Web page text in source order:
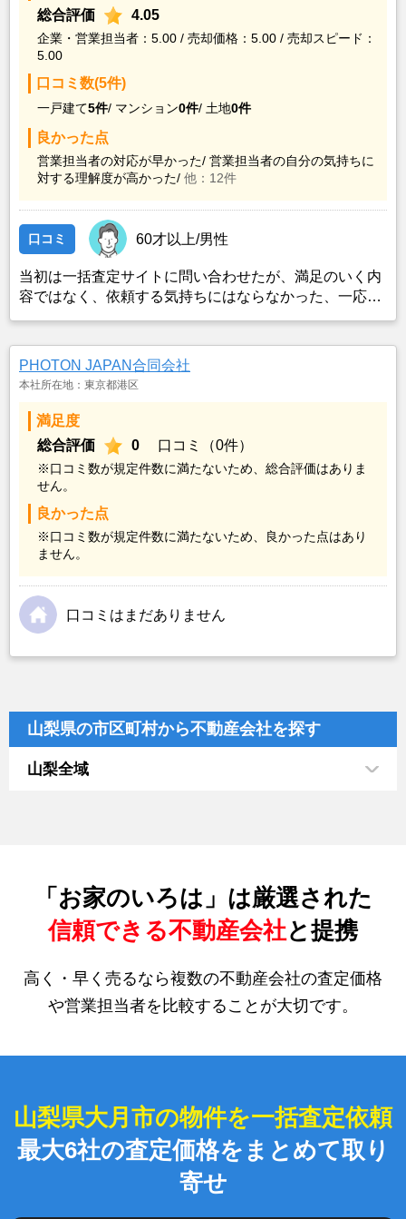
総合評価
4.05
企業・営業担当者：5.00 / 売却価格：5.00 / 売却スピード：
5.00
口コミ数(5件)
一戸建て5件/ マンション0件/ 土地0件
良かった点
営業担当者の対応が早かった/ 営業担当者の自分の気持ちに
対する理解度が高かった/ 他：12件
口コミ 60才以上/男性
当初は一括査定サイトに問い合わせたが、満足のいく内
容ではなく、依頼する気持ちにはならなかった、一応相
き物件を通りがかりに見つけてくれて、名刺を隣の家に
託し、後日その名刺を頂き、問い合わせたのが始まりだ
向きに取り組んで頂ける内容で、こちらとしては頼りに
なると判断した。 またその営業マンは東京の大手不動産
会社で数年経験をしてから実家の不動産屋に戻って来た
方なので、手慣れていた。ともかく信頼できそうな方だ
った。
PHOTON JAPAN合同会社
本社所在地：東京都港区
満足度
総合評価
0 口コミ（0件）
※口コミ数が規定件数に満たないため、総合評価はありま
せん。
良かった点
※口コミ数が規定件数に満たないため、良かった点はあり
ません。
口コミはまだありません
山梨県の市区町村から不動産会社を探す
山梨全域
「お家のいろは」は厳選された
信頼できる不動産会社と提携
高く・早く売るなら複数の不動産会社の査定価格
や営業担当者を比較することが大切です。
山梨県大月市の物件を一括査定依頼
最大6社の査定価格をまとめて取り
寄せ